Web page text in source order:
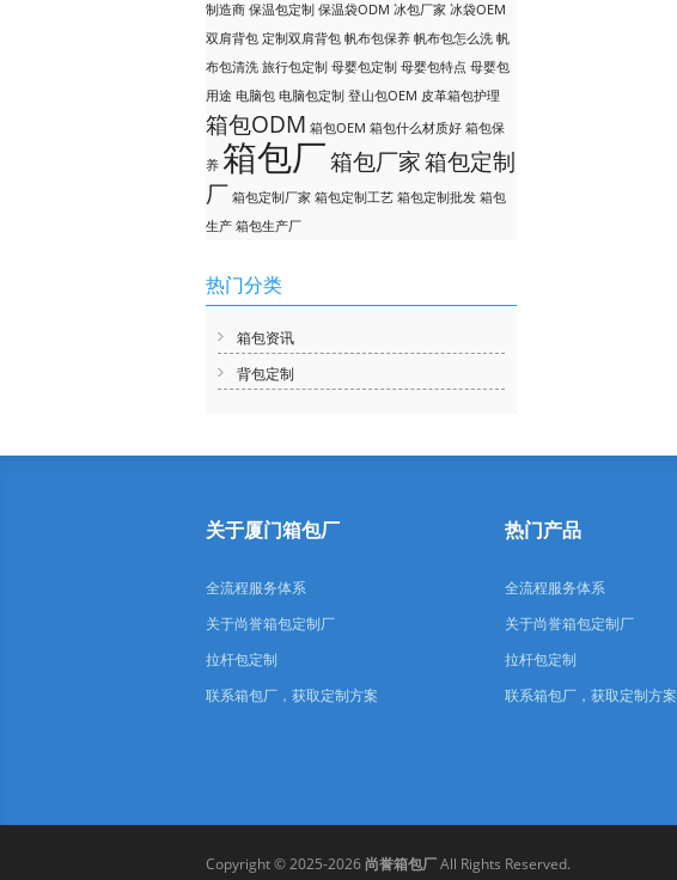
制造商 保温包定制 保温袋ODM 冰包厂家 冰袋OEM
双肩背包 定制双肩背包 帆布包保养 帆布包怎么洗 帆
布包清洗 旅行包定制 母婴包定制 母婴包特点 母婴包
用途 电脑包 电脑包定制 登山包OEM 皮革箱包护理
箱包ODM 箱包OEM 箱包什么材质好 箱包保
养 箱包厂箱包厂家箱包定制
厂 箱包定制厂家 箱包定制工艺 箱包定制批发 箱包
生产 箱包生产厂
热门分类
箱包资讯
背包定制
关于厦门箱包厂
全流程服务体系
关于尚誉箱包定制厂
拉杆包定制
联系箱包厂，获取定制方案
热门产品
全流程服务体系
关于尚誉箱包定制厂
拉杆包定制
联系箱包厂，获取定制方案
Copyright © 2025-2026 尚誉箱包厂All Rights Reserved.